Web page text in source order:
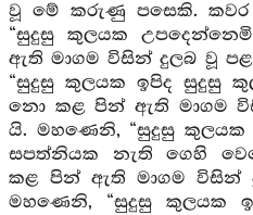
වූ මේ කරුණු පසෙකි.
“සුදුසු කුලයක
ඇති මාගම විසින් දුලබ වූ
“සුදුසු කුලයක ඉපිද සුදුසු
නො කළ පින් ඇති මාගම
යි. මහණෙනි, “සුදුසු
සපත්නියක නැති ගෙහි
කළ පින් ඇති මාගම විසින්
මහණෙනි, “සුදුසු කුලයක